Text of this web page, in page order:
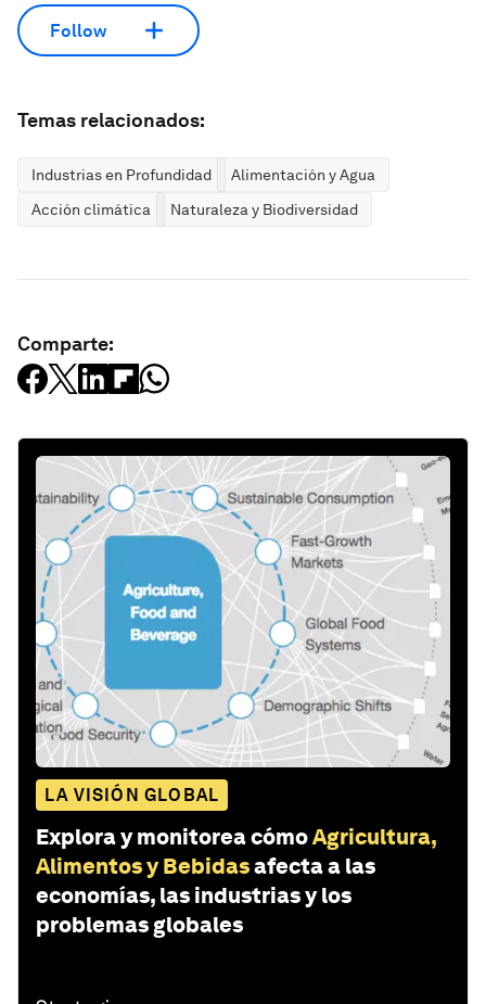
Follow
Temas relacionados:
Industrias en Profundidad
Alimentación y Agua
Acción climática
Naturaleza y Biodiversidad
Comparte:
LA VISIÓN GLOBAL
Explora y monitorea cómoAgricultura,
Alimentos y Bebidasafecta a las
economías, las industrias y los
problemas globales